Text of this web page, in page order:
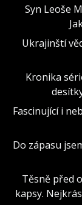
Syn Leoše
Ukrajinští
Kronika
Fascinující i
Do zápasu
Těsně před
kapsy.